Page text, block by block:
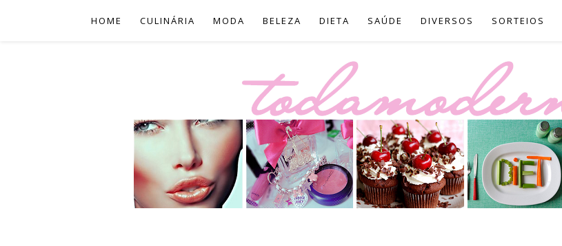
HOME CULINÁRIA MODA BELEZA DIETA SAÚDE DIVERSOS SORTEIOS